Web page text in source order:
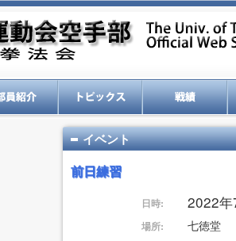
イベント
前日練習
日時: 2022
場所: 七徳堂